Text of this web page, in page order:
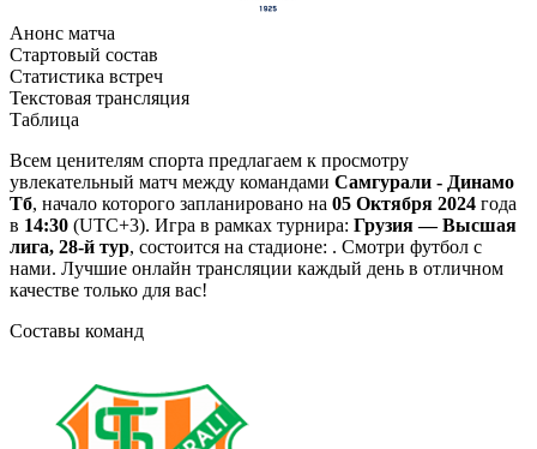
Анонс матча
Стартовый состав
Статистика встреч
Текстовая трансляция
Таблица
Всем ценителям спорта предлагаем к просмотру
увлекательный матч между командами Самгурали - Динамо
Тб, начало которого запланировано на 05 Октября 2024 года
в 14:30 (UTC+3). Игра в рамках турнира: Грузия — Высшая
лига, 28-й тур, состоится на стадионе: . Смотри футбол с
нами. Лучшие онлайн трансляции каждый день в отличном
качестве только для вас!
Составы команд